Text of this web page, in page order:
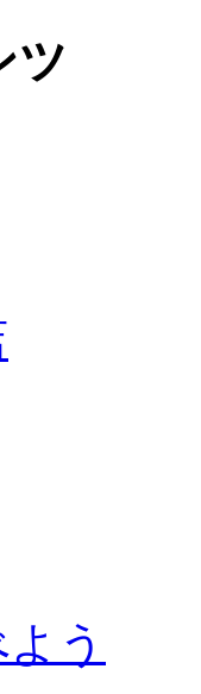
ツ
う